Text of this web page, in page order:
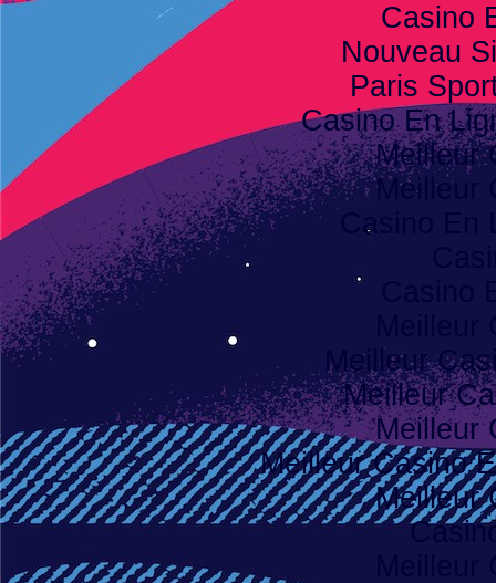
Casino
Nouveau
Paris
Casino En
Meilleur
Meilleur
Casino
Meilleur
Meilleur
Meilleur
Meilleur Casino
Meilleur